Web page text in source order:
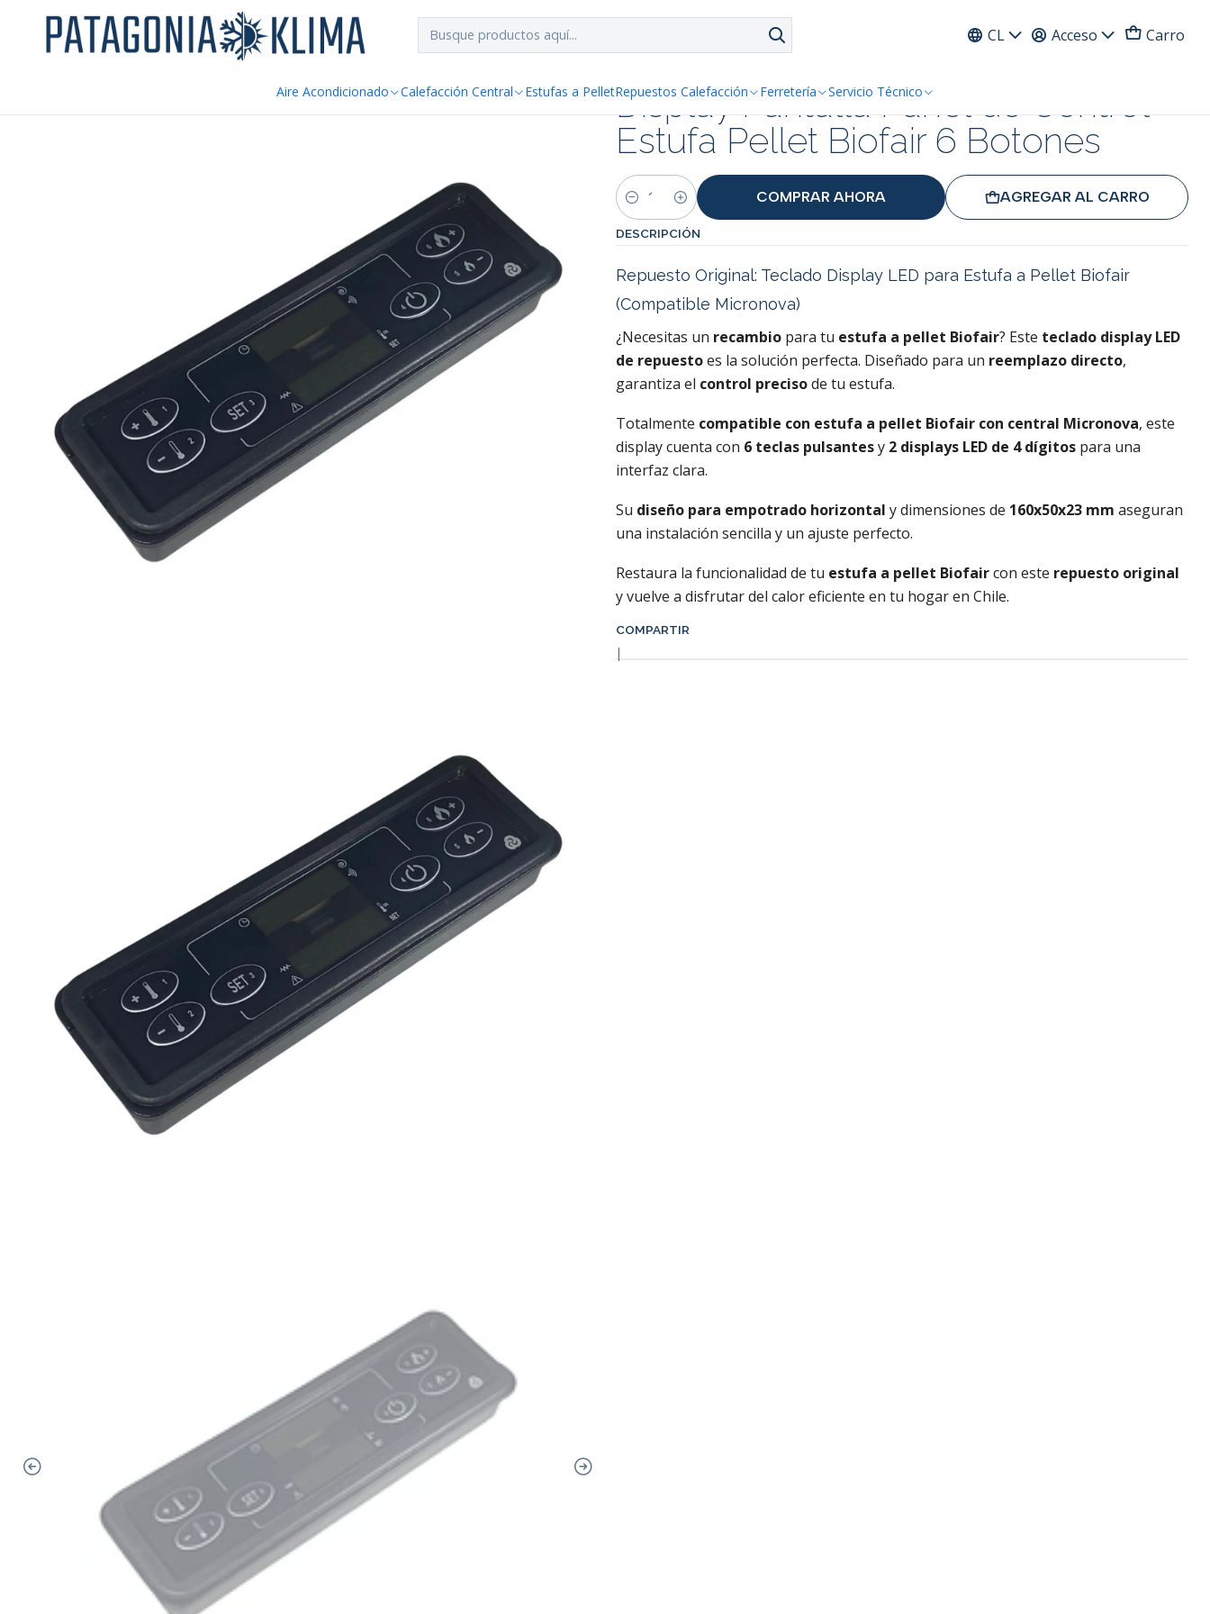
CL Acceso Carro
Aire Acondicionado Calefacción Central Estufas a PelletRepuestos Calefacción Ferretería Servicio Técnico
Inicio Repuestos Estufa Pellet Display Pantalla Panel de Control Estufa Pellet Biofair 6 Botones
Display Pantalla Panel de Control
Estufa Pellet Biofair 6 Botones
Cantidad
AGREGAR AL CARRO
COMPRAR AHORA
DESCRIPCIÓN
Repuesto Original: Teclado Display LED para Estufa a Pellet Biofair
(Compatible Micronova)
¿Necesitas un recambio para tu estufa a pellet Biofair? Este teclado display LED
de repuestoes la solución perfecta. Diseñado para un reemplazo directo,
garantiza el control precisode tu estufa.
Totalmente compatible con estufa a pellet Biofair con central Micronova, este
display cuenta con 6 teclas pulsantesy 2 displays LED de 4 dígitos para una
interfaz clara.
Su diseño para empotrado horizontal y dimensiones de 160x50x23 mm aseguran
una instalación sencilla y un ajuste perfecto.
Restaura la funcionalidad de tu estufa a pellet Biofaircon este repuesto original
y vuelve a disfrutar del calor eficiente en tu hogar en Chile.
COMPARTIR
|